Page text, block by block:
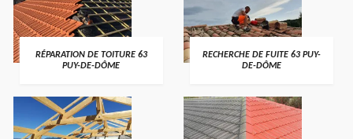
RÉPARATION DE TOITURE 63
PUY-DE-DÔME
RECHERCHE DE FUITE 63 PUY-
DE-DÔME